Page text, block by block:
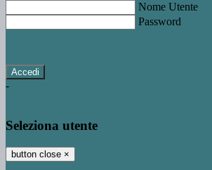
Nome Utente
Password
-
Seleziona utente
button close ×